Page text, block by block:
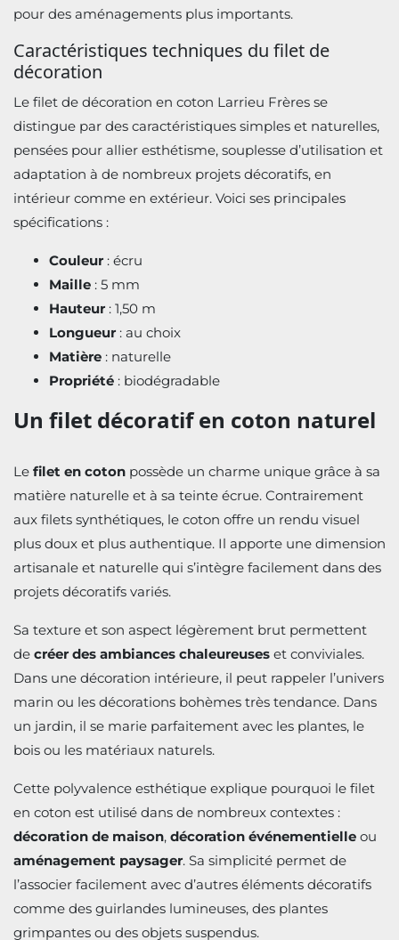
pour des aménagements plus importants.
Caractéristiques techniques du filet de
décoration
Le filet de décoration en coton Larrieu Frères se
distingue par des caractéristiques simples et naturelles,
pensées pour allier esthétisme, souplesse d’utilisation et
adaptation à de nombreux projets décoratifs, en
intérieur comme en extérieur. Voici ses principales
spécifications :
Couleur : écru
Maille : 5 mm
Hauteur : 1,50 m
Longueur : au choix
Matière : naturelle
Propriété : biodégradable
Un filet décoratif en coton naturel
Le filet en coton possède un charme unique grâce à sa
matière naturelle et à sa teinte écrue. Contrairement
aux filets synthétiques, le coton offre un rendu visuel
plus doux et plus authentique. Il apporte une dimension
artisanale et naturelle qui s’intègre facilement dans des
projets décoratifs variés.
Sa texture et son aspect légèrement brut permettent
de créer des ambiances chaleureuses et conviviales.
Dans une décoration intérieure, il peut rappeler l’univers
marin ou les décorations bohèmes très tendance. Dans
un jardin, il se marie parfaitement avec les plantes, le
bois ou les matériaux naturels.
Cette polyvalence esthétique explique pourquoi le filet
en coton est utilisé dans de nombreux contextes :
décoration de maison, décoration événementielle ou
aménagement paysager. Sa simplicité permet de
l’associer facilement avec d’autres éléments décoratifs
comme des guirlandes lumineuses, des plantes
grimpantes ou des objets suspendus.